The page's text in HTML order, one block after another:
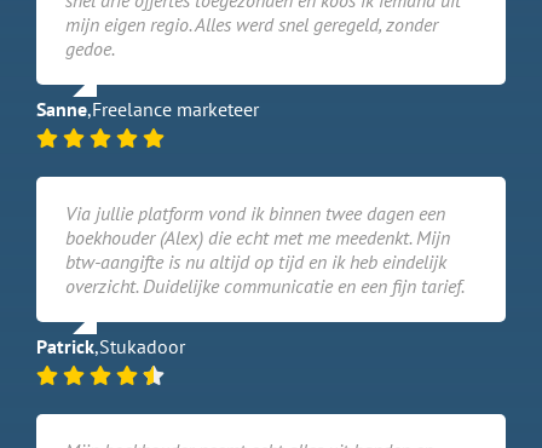
mijn eigen regio. Alles werd snel geregeld, zonder
gedoe.
Sanne,Freelance marketeer
Via jullie platform vond ik binnen twee dagen een
boekhouder (Alex) die echt met me meedenkt. Mijn
btw-aangifte is nu altijd op tijd en ik heb eindelijk
overzicht. Duidelijke communicatie en een fijn tarief.
Patrick,Stukadoor